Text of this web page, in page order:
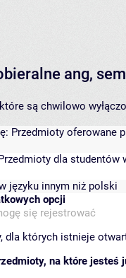
ang,
są chwilowo
Przedmioty oferowane
dla studentów
języku innym niż polski
opcji
się rejestrować
dla których istnieje
na które jesteś